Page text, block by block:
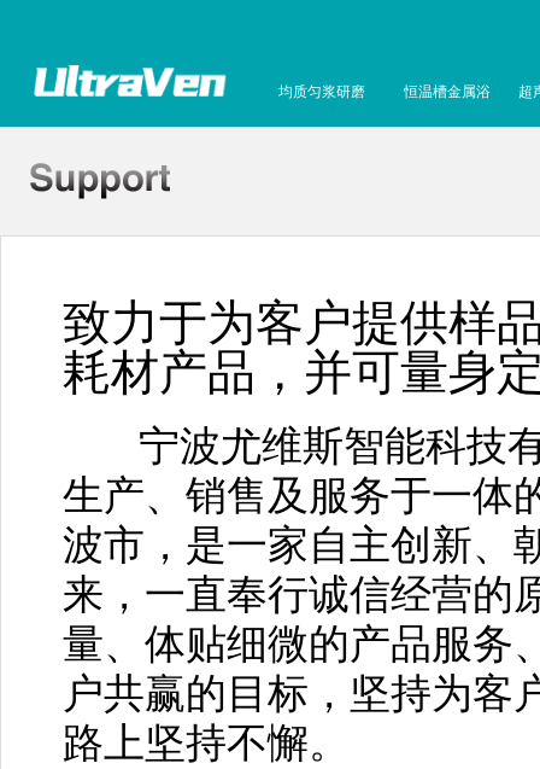
均质匀浆研磨 恒温槽金属浴 超
致力于为客户提供样
耗材产品，并可量身
宁波尤维斯智能科技有
生产、销售及服务于一体
波市，是一家自主创新、
来，一直奉行诚信经营的
量、体贴细微的产品服务
户共赢的目标，坚持为客
路上坚持不懈。